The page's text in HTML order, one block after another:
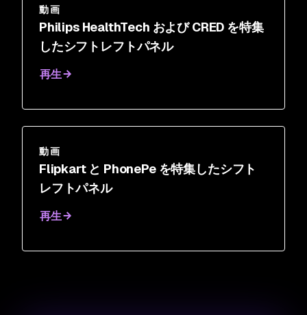
動画
Philips HealthTech および CRED を特集
したシフトレフトパネル
再生
動画
Flipkart と PhonePe を特集したシフト
レフトパネル
再生